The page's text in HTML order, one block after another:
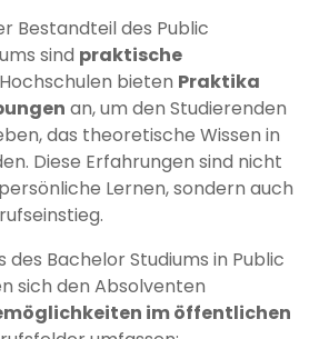
Bestandteil des Public
sind praktische
bieten Praktika
an, um den Studierenden
das theoretische Wissen in
Diese Erfahrungen sind nicht
Lernen, sondern auch
des Bachelor Studiums in Public
sich den Absolventen
im öffentlichen